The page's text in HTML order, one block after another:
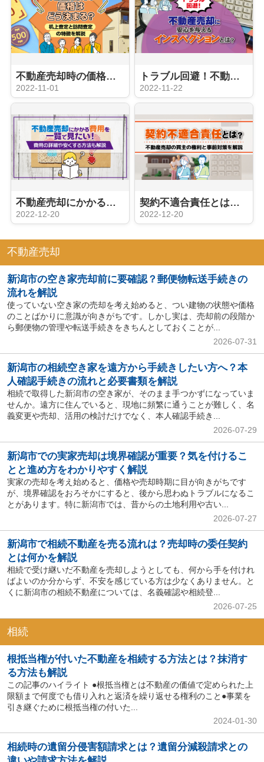
不動産売却時の価格はどう決まる？机上査定と訪問査定の特徴を解説
2022-11-01
トラブル回避！不動産売却に安心を与えるインスペクションとは？
2022-11-22
不動産売却にかかる費用を一覧で見たい！費用の詳細や安くする方法も解説
2022-12-20
契約不適合責任とは？不動産売却の買主の権利と事前対策を解説
2022-12-20
不動産売却
新潟市の空き家売却前に要確認？郵便物転送手続きの
流れを解説
使っていない空き家の売却を考え始めると、つい建物の状態や価格
のことばかりに意識が向きがちです。しかし実は、売却前の段階か
ら郵便物の管理や転送手続きをきちんとしておくことが...
2026-07-31
新潟市の相続空き家を遠方から手続きしたい方へ？本
人確認手続きの流れと必要書類を解説
相続で取得した新潟市の空き家が、そのまま手つかずになっていま
せんか。遠方に住んでいると、現地に頻繁に通うことが難しく、名
義変更や売却、活用の検討だけでなく、本人確認手続き...
2026-07-29
新潟市での実家売却は境界確認が重要？気を付けるこ
とと進め方をわかりやすく解説
実家の売却を考え始めると、価格や売却時期に目が向きがちです
が、境界確認をおろそかにすると、後から思わぬトラブルになるこ
とがあります。特に新潟市では、昔からの土地利用や古い...
2026-07-27
新潟市で相続不動産を売る流れは？売却時の委任契約
とは何かを解説
相続で受け継いだ不動産を売却しようとしても、何から手を付けれ
ばよいのか分からず、不安を感じている方は少なくありません。と
くに新潟市の相続不動産については、名義確認や相続登...
2026-07-25
相続
根抵当権が付いた不動産を相続する方法とは？抹消す
る方法も解説
この記事のハイライト ●根抵当権とは不動産の価値で定められた上
限額まで何度でも借り入れと返済を繰り返せる権利のこと●事業を
引き継ぐために根抵当権の付いた...
2024-01-30
相続時の遺留分侵害額請求とは？遺留分減殺請求との